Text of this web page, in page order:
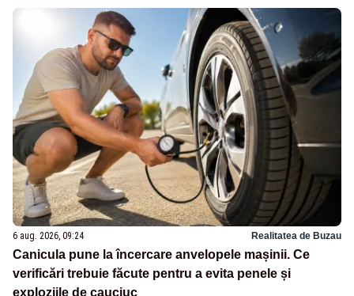
6 aug. 2026, 09:24 Realitatea de Buzau
Canicula pune la încercare anvelopele mașinii. Ce
verificări trebuie făcute pentru a evita penele și
exploziile de cauciuc